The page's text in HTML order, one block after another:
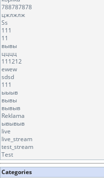
788787878
цжлжлж
Ss
111
11
вывы
цццц
111212
ewew
sdsd
111
ыыыв
вывы
вывыв
Reklama
ывывыв
live
live_stream
test_stream
Test
Categories